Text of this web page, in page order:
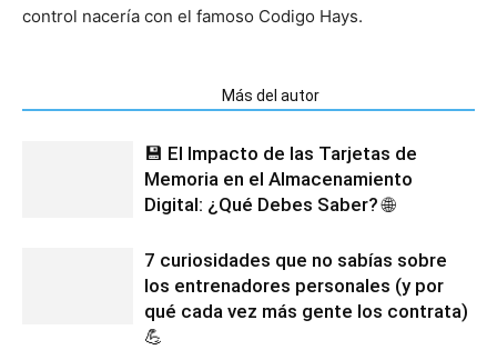
control nacería con el famoso Codigo Hays.
Más del autor
💾 El Impacto de las Tarjetas de
Memoria en el Almacenamiento
Digital: ¿Qué Debes Saber? 🌐
7 curiosidades que no sabías sobre
los entrenadores personales (y por
qué cada vez más gente los contrata)
💪